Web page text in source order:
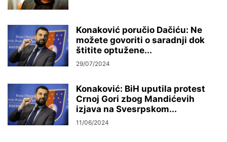
Konaković poručio Dačiću: Ne
možete govoriti o saradnji dok
štitite optužene...
29/07/2024
Konaković: BiH uputila protest
Crnoj Gori zbog Mandićevih
izjava na Svesrpskom...
11/06/2024